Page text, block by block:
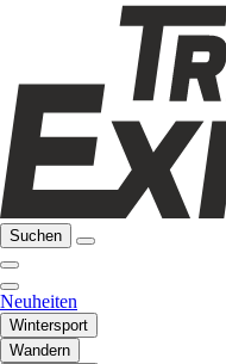
Suchen
Neuheiten
Wintersport
Wandern